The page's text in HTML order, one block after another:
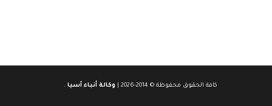
كافة الحقوق محفوظة © 2014-2026 | وكالة أنباء آسيا .